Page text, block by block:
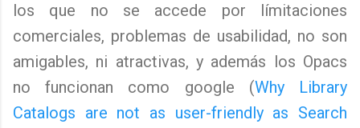
los que no se accede por límitaciones
comerciales, problemas de usabilidad, no son
amigables, ni atractivas, y además los Opacs
no funcionan como google (Why Library
Catalogs are not as user-friendly as Search